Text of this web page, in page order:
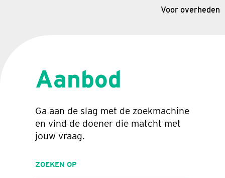
Voor overheden
Aanbod
Ga aan de slag met de zoekmachine
en vind de doener die matcht met
jouw vraag.
ZOEKEN OP